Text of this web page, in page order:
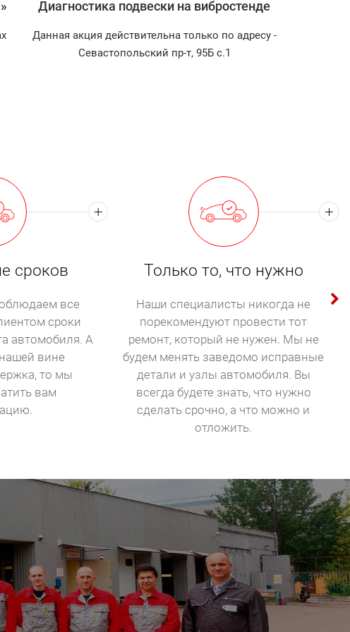
автомобилей «Токио Сервис»
Все работы проводятся опытными
Двигатели таких транспортных средств
мотора. Опоры не выдерживают огромных
а также усилившуюся вибрацию кузова. Если на
один бок. Долгая эксплуатация с неисправными
Диагностика подвески на вибростенде
Данная акция действительна только по адресу -
Севастопольский пр-т, 95Б с.1
сроков
все
сроки
автомобиля. А
вине
то мы
вам
Только то, что нужно
Наши специалисты никогда не
порекомендуют провести тот
ремонт, который не нужен. Мы не
будем менять заведомо исправные
детали и узлы автомобиля. Вы
всегда будете знать, что нужно
сделать срочно, а что можно и
отложить.